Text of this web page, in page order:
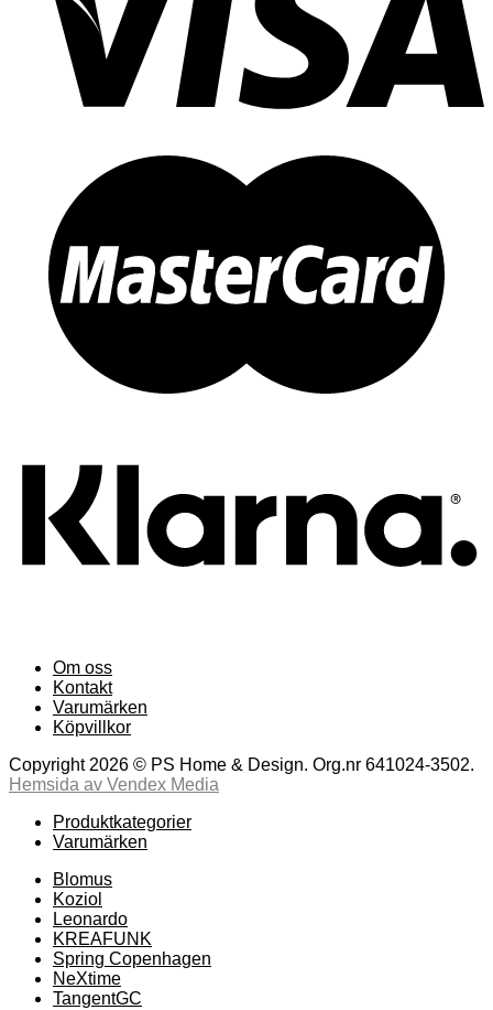
Om oss
Kontakt
Varumärken
Köpvillkor
Copyright 2026 © PS Home & Design. Org.nr 641024-3502.
Hemsida av Vendex Media
Produktkategorier
Varumärken
Blomus
Koziol
Leonardo
KREAFUNK
Spring Copenhagen
NeXtime
TangentGC